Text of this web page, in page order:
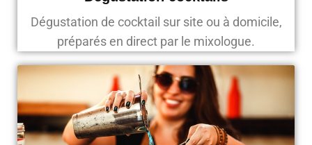
Dégustation de cocktail sur site ou à domicile,
préparés en direct par le mixologue.